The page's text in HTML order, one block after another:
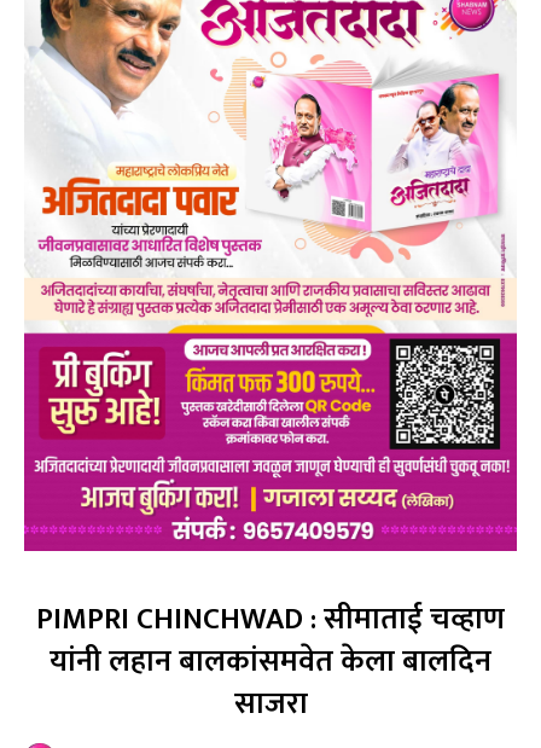
PIMPRI CHINCHWAD : सीमाताई चव्हाण
यांनी लहान बालकांसमवेत केला बालदिन
साजरा